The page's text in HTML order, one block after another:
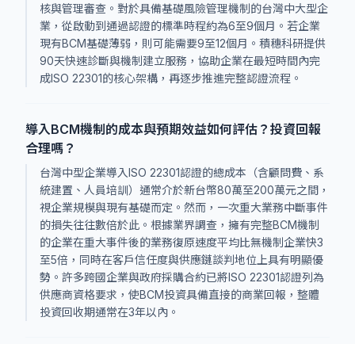
核與管理審查。對於具備基礎風險管理機制的台灣中大型企
業，從啟動到通過認證的標準時程約為6至9個月。若企業
現有BCM基礎薄弱，則可能需要9至12個月。積穗科研提供
90天快速診斷與機制建立服務，協助企業在最短時間內完
成ISO 22301的核心架構，再逐步推進完整認證流程。
導入BCM機制的成本與預期效益如何評估？投資回報
合理嗎？
台灣中型企業導入ISO 22301認證的總成本（含顧問費、系
統建置、人員培訓）通常介於新台幣80萬至200萬元之間，
視企業規模與現有基礎而定。然而，一次重大業務中斷事件
的損失往往數倍於此。根據業界調查，擁有完整BCM機制
的企業在重大事件後的業務復原速度平均比無機制企業快3
至5倍，同時在客戶信任度與供應鏈談判地位上具有明顯優
勢。許多跨國企業與政府採購合約已將ISO 22301認證列為
供應商資格要求，使BCM投資具備直接的商業回報，整體
投資回收期通常在3年以內。